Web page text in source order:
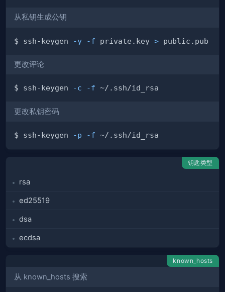
从私钥生成公钥
$ ssh-keygen -y -f private.key >
更改评论
$ ssh-keygen -c -f
更改私钥密码
$ ssh-keygen -p -f
钥匙类型
rsa
ed25519
dsa
ecdsa
known_hosts
从 known_hosts 搜索